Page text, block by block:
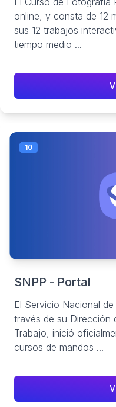
online, y consta de 12
sus 12 trabajos
tiempo medio ...
10
SNPP - Portal
El Servicio Nacional
través de su Dirección
Trabajo, inició
cursos de mandos ...